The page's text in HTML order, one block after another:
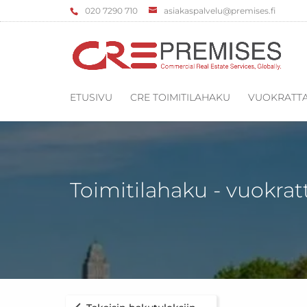
‌020 7290 710 asiakaspalvelu@premises.fi
ETUSIVU CRE TOIMITILAHAKU
Toimitilahaku -